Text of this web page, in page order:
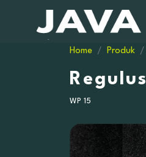
Home Produk
Regulus
WP 15